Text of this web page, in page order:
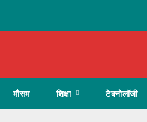
मौसम शिक्षा टेक्नोलॉजी